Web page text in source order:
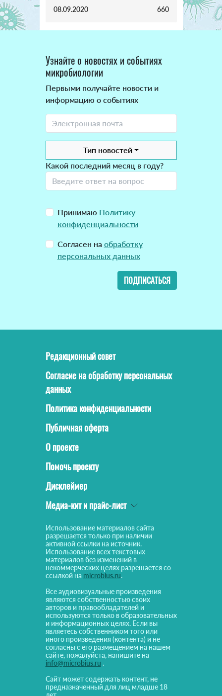
08.09.2020 660
Узнайте о новостях и событиях
микробиологии
Первыми получайте новости и
информацию о событиях
Тип новостей
Какой последний месяц в году?
Принимаю Политику
конфиденциальности
Согласен на обработку
персональных данных
ПОДПИСАТЬСЯ
Редакционный совет
Согласие на обработку персональных
данных
Политика конфиденциальности
Публичная оферта
О проекте
Помочь проекту
Дисклеймер
Медиа-кит и прайс-лист
Использование материалов сайта
разрешается только при наличии
активной ссылки на источник.
Использование всех текстовых
материалов без изменений в
некоммерческих целях разрешается со
ссылкой на microbius.ru.
Все аудиовизуальные произведения
являются собственностью своих
авторов и правообладателей и
используются только в образовательных
и информационных целях. Если вы
являетесь собственником того или
иного произведения (контента) и не
согласны с его размещением на нашем
сайте, пожалуйста, напишите на
info@microbius.ru .
Сайт может содержать контент, не
предназначенный для лиц младше 18